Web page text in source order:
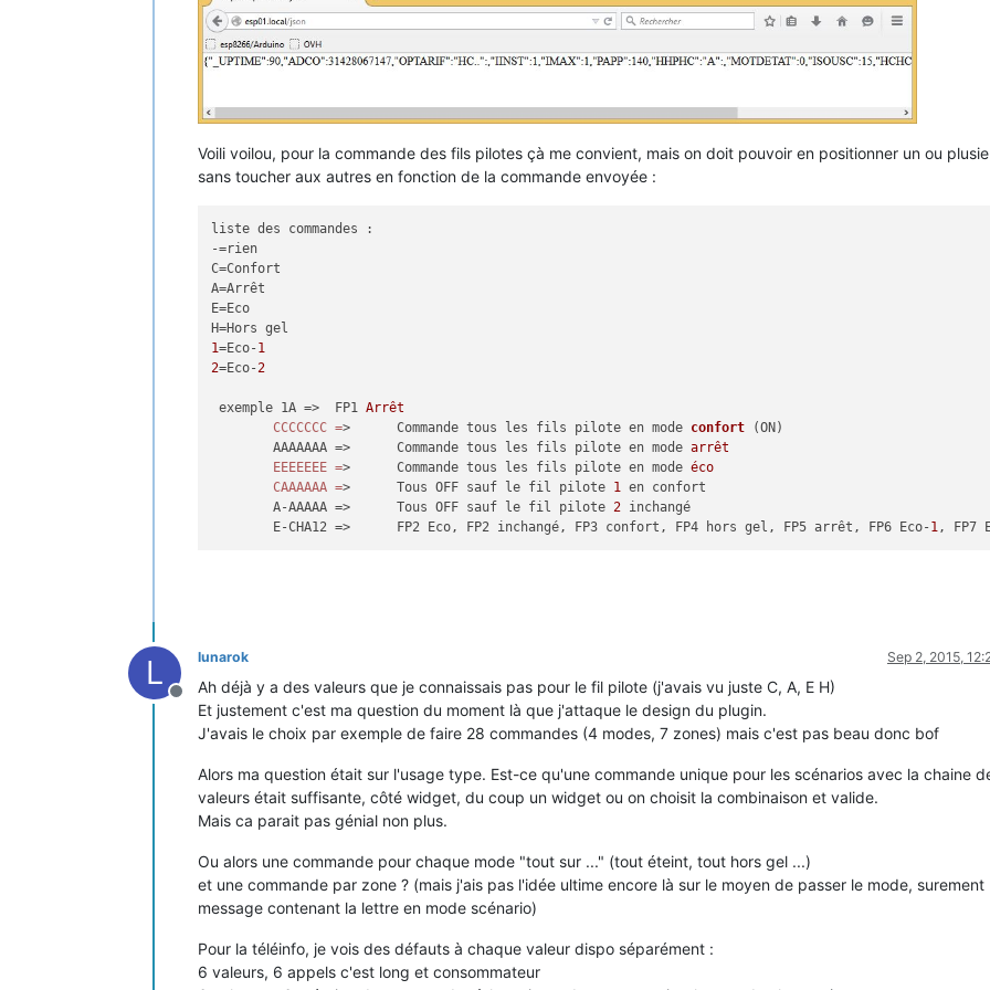
Voili voilou, pour la commande des fils pilotes çà me convient, mais on doit pouvoir en positionner un ou
sans toucher aux autres en fonction de la commande envoyée :
liste des commandes :
-=rien
C=Confort
A=Arrêt
E=Eco
1=Eco-1
2=Eco-2
exemple 1A =>	FP1 Arrêt
CCCCCCC = >	Commande tous les fils pilote en mode confort
(ON)
	AAAAAAA =>	Commande tous les fils pilote en mode
arrêt
EEEEEEE = >	Commande tous les fils pilote en mode éco
CAAAAAA = >	Tous OFF sauf le fil pilote 1 en confort
	A-AAAAA =>	Tous OFF sauf le fil pilote
2 inchangé
	E-CHA12 =>	FP2 Eco, FP2 inchangé, FP3 confort, FP4 hors gel, FP5 arrêt, FP6 Eco-
1, FP7
L
Offline
lunarok Sep 2, 2015,
Ah déjà y a des valeurs que je connaissais pas pour le fil pilote (j'avais vu juste C, A, E H)
Et justement c'est ma question du moment là que j'attaque le design du plugin.
J'avais le choix par exemple de faire 28 commandes (4 modes, 7 zones) mais c'est pas beau donc bof
Alors ma question était sur l'usage type. Est-ce qu'une commande unique pour les scénarios avec la chaine
valeurs était suffisante, côté widget, du coup un widget ou on choisit la combinaison et valide.
Mais ca parait pas génial non plus.
Ou alors une commande pour chaque mode "tout sur ..." (tout éteint, tout hors gel ...)
et une commande par zone ? (mais j'ais pas l'idée ultime encore là sur le moyen de passer le mode, surement
message contenant la lettre en mode scénario)
Pour la téléinfo, je vois des défauts à chaque valeur dispo séparément :
6 valeurs, 6 appels c'est long et consommateur